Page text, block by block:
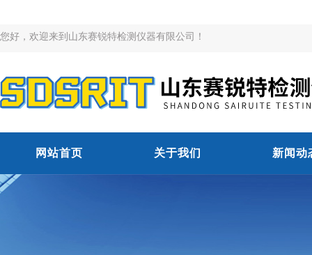
您好，欢迎来到山东赛锐特检测仪器有限公司！
网站首页 关于我们 新闻动